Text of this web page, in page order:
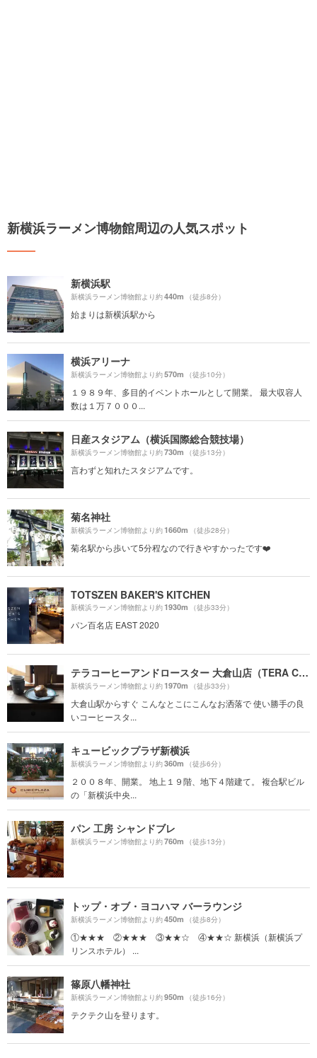
新横浜ラーメン博物館周辺の人気スポット
新横浜駅
新横浜ラーメン博物館より約440m （徒歩8分）
始まりは新横浜駅から
横浜アリーナ
新横浜ラーメン博物館より約570m （徒歩10分）
１９８９年、多目的イベントホールとして開業。 最大収容人
数は１万７０００...
日産スタジアム（横浜国際総合競技場）
新横浜ラーメン博物館より約730m （徒歩13分）
言わずと知れたスタジアムです。
菊名神社
新横浜ラーメン博物館より約1660m （徒歩28分）
菊名駅から歩いて5分程なので行きやすかったです❤️
TOTSZEN BAKER'S KITCHEN
新横浜ラーメン博物館より約1930m （徒歩33分）
パン百名店 EAST 2020
テラコーヒーアンドロースター 大倉山店（TERA COFFEE and ROASTER）
新横浜ラーメン博物館より約1970m （徒歩33分）
大倉山駅からすぐ こんなとこにこんなお洒落で 使い勝手の良
いコーヒースタ...
キュービックプラザ新横浜
新横浜ラーメン博物館より約360m （徒歩6分）
２００８年、開業。 地上１９階、地下４階建て。 複合駅ビル
の「新横浜中央...
パン 工房 シャンドブレ
新横浜ラーメン博物館より約760m （徒歩13分）
トップ・オブ・ヨコハマ バーラウンジ
新横浜ラーメン博物館より約450m （徒歩8分）
①★★★ ②★★★ ③★★☆ ④★★☆ 新横浜（新横浜プ
リンスホテル） ...
篠原八幡神社
新横浜ラーメン博物館より約950m （徒歩16分）
テクテク山を登ります。